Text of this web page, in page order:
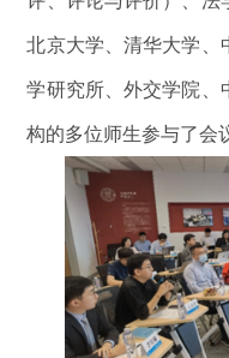
北京大学、清华大学、
学研究所、外交学院、
构的多位师生参与了会